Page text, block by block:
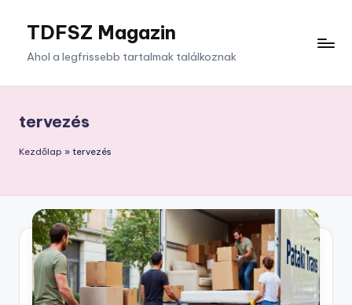
TDFSZ Magazin
Ahol a legfrissebb tartalmak találkoznak
tervezés
Kezdőlap » tervezés